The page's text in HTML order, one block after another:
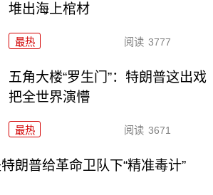
堆出海上棺材
最热 阅读 3777
五角大楼“罗生门”：特朗普这出戏
把全世界演懵
最热 阅读 3671
朗普给革命卫队下“精准毒计”